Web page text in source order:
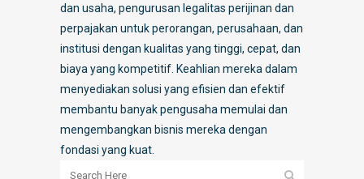
dan usaha, pengurusan legalitas perijinan dan
perpajakan untuk perorangan, perusahaan, dan
institusi dengan kualitas yang tinggi, cepat, dan
biaya yang kompetitif. Keahlian mereka dalam
menyediakan solusi yang efisien dan efektif
membantu banyak pengusaha memulai dan
mengembangkan bisnis mereka dengan
fondasi yang kuat.